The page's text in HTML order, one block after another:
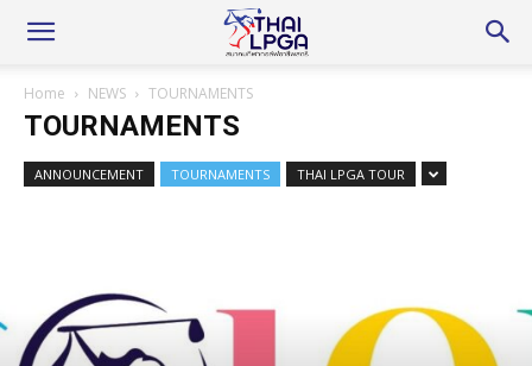
Home NEWS TOURNAMENTS
TOURNAMENTS
ANNOUNCEMENT TOURNAMENTS THAI LPGA TOUR